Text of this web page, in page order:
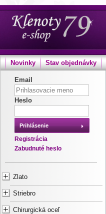
Novinky Stav objednávky
Email
Heslo
Prihlásenie
Registrácia
Zabudnuté heslo
Zlato
Striebro
Chirurgická oceľ